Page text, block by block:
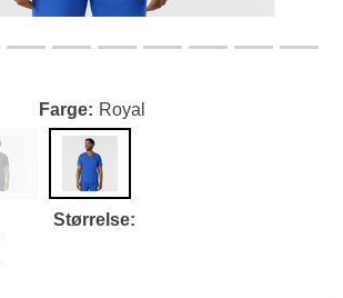
Farge Royal
Størrelse